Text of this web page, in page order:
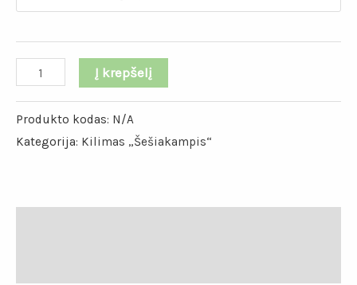
Į krepšelį
Produkto kodas: N/A
Kategorija: Kilimas „Šešiakampis“